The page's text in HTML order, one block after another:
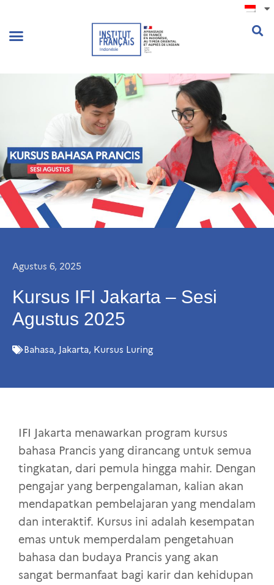
Agustus 6, 2025
Kursus IFI Jakarta – Sesi
Agustus 2025
Bahasa, Jakarta, Kursus Luring
IFI Jakarta menawarkan program kursus
bahasa Prancis yang dirancang untuk semua
tingkatan, dari pemula hingga mahir. Dengan
pengajar yang berpengalaman, kalian akan
mendapatkan pembelajaran yang mendalam
dan interaktif. Kursus ini adalah kesempatan
emas untuk memperdalam pengetahuan
bahasa dan budaya Prancis yang akan
sangat bermanfaat bagi karir dan kehidupan